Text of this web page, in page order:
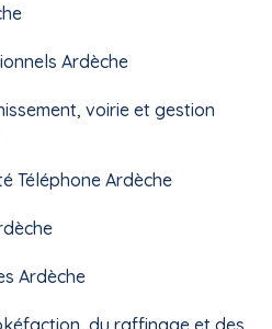
Ardèche
voirie et gestion
Téléphone Ardèche
Ardèche
du raffinage et des